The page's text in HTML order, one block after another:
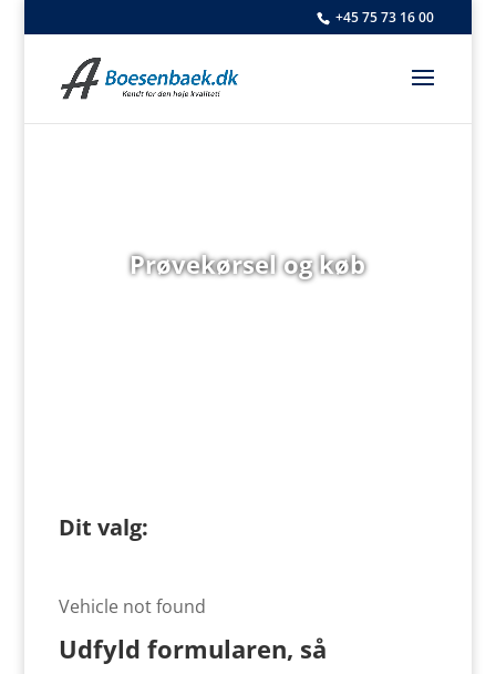
+45 75 73 16 00
Prøvekørsel og køb
Dit valg:
Vehicle not found
Udfyld formularen, så